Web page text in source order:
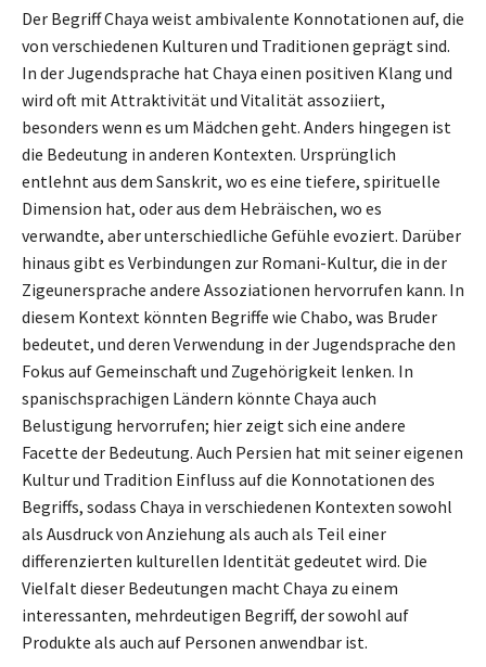
Der Begriff Chaya weist ambivalente Konnotationen auf, die
von verschiedenen Kulturen und Traditionen geprägt sind.
In der Jugendsprache hat Chaya einen positiven Klang und
wird oft mit Attraktivität und Vitalität assoziiert,
besonders wenn es um Mädchen geht. Anders hingegen ist
die Bedeutung in anderen Kontexten. Ursprünglich
entlehnt aus dem Sanskrit, wo es eine tiefere, spirituelle
Dimension hat, oder aus dem Hebräischen, wo es
verwandte, aber unterschiedliche Gefühle evoziert. Darüber
hinaus gibt es Verbindungen zur Romani-Kultur, die in der
Zigeunersprache andere Assoziationen hervorrufen kann. In
diesem Kontext könnten Begriffe wie Chabo, was Bruder
bedeutet, und deren Verwendung in der Jugendsprache den
Fokus auf Gemeinschaft und Zugehörigkeit lenken. In
spanischsprachigen Ländern könnte Chaya auch
Belustigung hervorrufen; hier zeigt sich eine andere
Facette der Bedeutung. Auch Persien hat mit seiner eigenen
Kultur und Tradition Einfluss auf die Konnotationen des
Begriffs, sodass Chaya in verschiedenen Kontexten sowohl
als Ausdruck von Anziehung als auch als Teil einer
differenzierten kulturellen Identität gedeutet wird. Die
Vielfalt dieser Bedeutungen macht Chaya zu einem
interessanten, mehrdeutigen Begriff, der sowohl auf
Produkte als auch auf Personen anwendbar ist.